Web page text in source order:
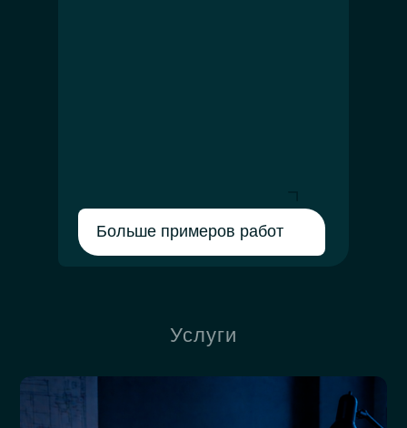
Больше примеров работ
Услуги